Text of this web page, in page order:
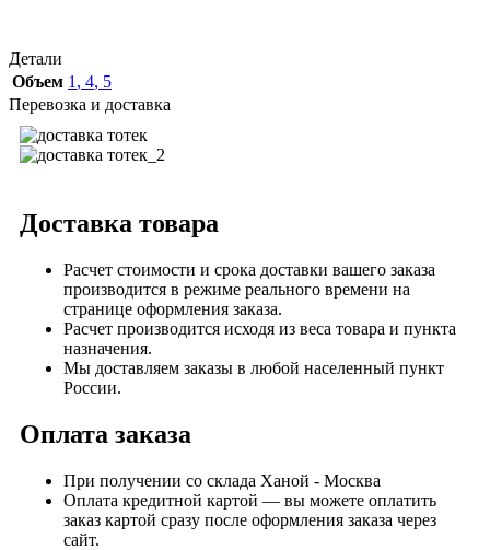
Детали
Объем 1 , 4, 5
Перевозка и доставка
Доставка товара
Расчет стоимости и срока доставки вашего заказа
производится в режиме реального времени на
странице оформления заказа.
Расчет производится исходя из веса товара и пункта
назначения.
Мы доставляем заказы в любой населенный пункт
России.
Оплата заказа
При получении со склада Ханой - Москва
Оплата кредитной картой — вы можете оплатить
заказ картой сразу после оформления заказа через
сайт.